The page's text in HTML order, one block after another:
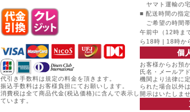
代引き手数料は規定の料金を頂きます。
振込手数料はお客様負担にてお願いします。
消費税は全て商品代金(税込価格)に含んで表示し
ています。
ヤマト運輸の宅
■ 配送時間の指
ご希望の時間帯
午前中（12時ま
ら18時 | 18時か
個
お客様からお預
氏名・メールア
機関より法律に
られた場合以外
開示はいたしませ